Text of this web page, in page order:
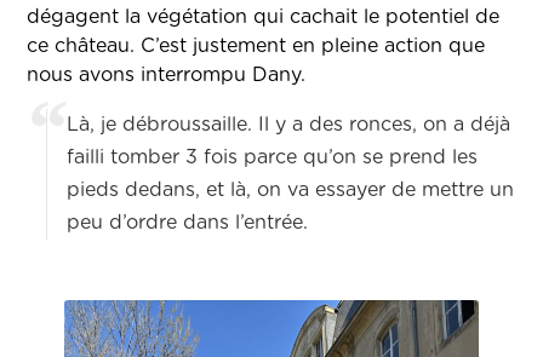
dégagent la végétation qui cachait le potentiel de
ce château. C’est justement en pleine action que
nous avons interrompu Dany.
Là, je débroussaille. Il y a des ronces, on a déjà
failli tomber 3 fois parce qu’on se prend les
pieds dedans, et là, on va essayer de mettre un
peu d’ordre dans l’entrée.